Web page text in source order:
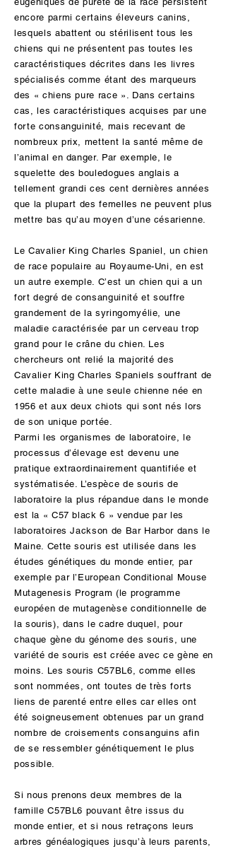
Avec le développement du génie génétique
à la fin du XXe, le nombre de modifications
post-naturelles a connu une augmentation
considérable. Les scientifiques ne sont plus
limités aux mutations émergentes ou
restreints par les règles de l’élevage, mais
sont maintenant capables de manipuler
directement l’ADN des organismes. Une
été la capacité d’« activer » ou de «
désactiver » un seul gène. « Éliminer » un
gène, une pratique encore courante, est
utile pour commencer à comprendre quelle
encore parmi certains éleveurs canins,
lesquels abattent ou stérilisent tous les
chiens qui ne présentent pas toutes les
caractéristiques décrites dans les livres
spécialisés comme étant des marqueurs
des « chiens pure race ». Dans certains
cas, les caractéristiques acquises par une
forte consanguinité, mais recevant de
nombreux prix, mettent la santé même de
l’animal en danger. Par exemple, le
squelette des bouledogues anglais a
tellement grandi ces cent dernières années
que la plupart des femelles ne peuvent plus
mettre bas qu’au moyen d’une césarienne.
Le Cavalier King Charles Spaniel, un chien
de race populaire au Royaume-Uni, en est
un autre exemple. C’est un chien qui a un
fort degré de consanguinité et souffre
grandement de la syringomyélie, une
maladie caractérisée par un cerveau trop
grand pour le crâne du chien. Les
chercheurs ont relié la majorité des
Cavalier King Charles Spaniels souffrant de
cette maladie à une seule chienne née en
1956 et aux deux chiots qui sont nés lors
de son unique portée.
Parmi les organismes de laboratoire, le
processus d’élevage est devenu une
pratique extraordinairement quantifiée et
systématisée. L’espèce de souris de
laboratoire la plus répandue dans le monde
est la « C57 black 6 » vendue par les
laboratoires Jackson de Bar Harbor dans le
Maine. Cette souris est utilisée dans les
études génétiques du monde entier, par
exemple par l’European Conditional Mouse
Mutagenesis Program (le programme
européen de mutagenèse conditionnelle de
la souris), dans le cadre duquel, pour
chaque gène du génome des souris, une
variété de souris est créée avec ce gène en
moins. Les souris C57BL6, comme elles
sont nommées, ont toutes de très forts
liens de parenté entre elles car elles ont
été soigneusement obtenues par un grand
nombre de croisements consanguins afin
de se ressembler génétiquement le plus
possible.
Si nous prenons deux membres de la
famille C57BL6 pouvant être issus du
monde entier, et si nous retraçons leurs
arbres généalogiques jusqu’à leurs parents,